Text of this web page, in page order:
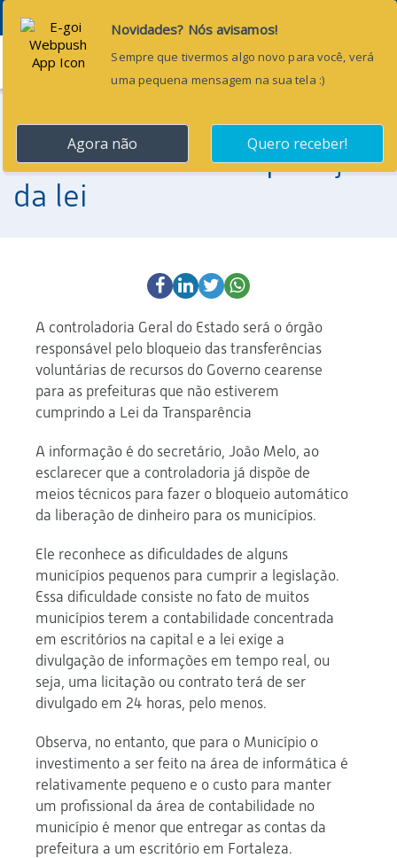
Menu
13 de maio de 2013
Controle sobre a aplicação
da lei
A controladoria Geral do Estado será o órgão
responsável pelo bloqueio das transferências
voluntárias de recursos do Governo cearense
para as prefeituras que não estiverem
cumprindo a Lei da Transparência
A informação é do secretário, João Melo, ao
esclarecer que a controladoria já dispõe de
meios técnicos para fazer o bloqueio automático
da liberação de dinheiro para os municípios.
Ele reconhece as dificuldades de alguns
municípios pequenos para cumprir a legislação.
Essa dificuldade consiste no fato de muitos
municípios terem a contabilidade concentrada
em escritórios na capital e a lei exige a
divulgação de informações em tempo real, ou
seja, uma licitação ou contrato terá de ser
divulgado em 24 horas, pelo menos.
Observa, no entanto, que para o Município o
investimento a ser feito na área de informática é
relativamente pequeno e o custo para manter
um profissional da área de contabilidade no
município é menor que entregar as contas da
prefeitura a um escritório em Fortaleza.